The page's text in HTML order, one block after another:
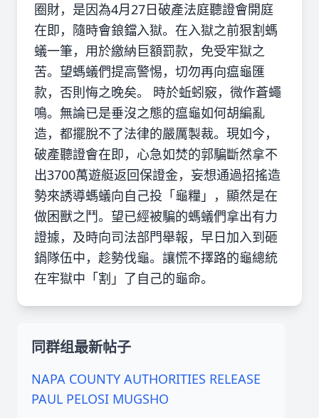
圈財，是因為4月27日破產法庭聽證會開庭
在即，隨時會鋃鐺入獄。在入獄之前狠割螞
蟻一筆，用於繳納巨額罰款，免受牢獄之
苦。望螞蟻們提高警惕，切勿再向瘟龜匯
款，否則悔之晚矣。 時於蚯蚓竅，微作蒼蠅
鳴。無論已是垂沒之態的瘟龜如何胡編亂
造，都擺脫不了法律的嚴厲製裁。現如今，
破產聽證會在即，心急如焚的郭騙斷然拿不
出3700萬遊艇返回保證金，妄想通過招搖造
勢來誘導螞蟻向自己投「龜糧」，顯然是在
做困獸之鬥。望已經被騙的螞蟻們拿出有力
證據，及時向司法部門舉報，早日加入到砸
鍋隊伍中，趁勢伐龜。讓慌不擇路的龜總統
在牢獄中「割」了自己的龜命。
同群组最新帖子
NAPA COUNTY AUTHORITIES RELEASE
PAUL PELOSI MUGSHO